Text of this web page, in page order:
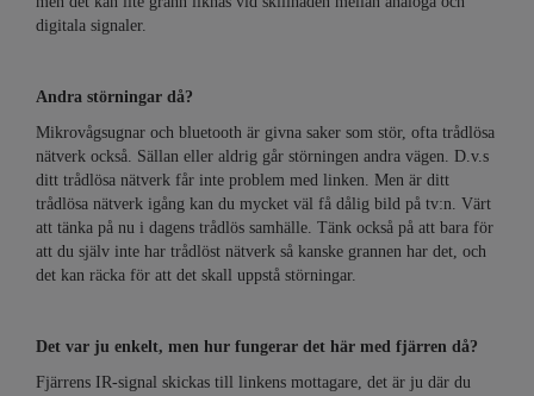
digitala signaler.
Andra störningar då?
Mikrovågsugnar och bluetooth är givna saker som stör, ofta trådlösa
nätverk också. Sällan eller aldrig går störningen andra vägen. D.v.s
ditt trådlösa nätverk får inte problem med linken. Men är ditt
trådlösa nätverk igång kan du mycket väl få dålig bild på tv:n. Värt
att tänka på nu i dagens trådlös samhälle. Tänk också på att bara för
att du själv inte har trådlöst nätverk så kanske grannen har det, och
det kan räcka för att det skall uppstå störningar.
Det var ju enkelt, men hur fungerar det här med fjärren då?
Fjärrens IR-signal skickas till linkens mottagare, det är ju där du